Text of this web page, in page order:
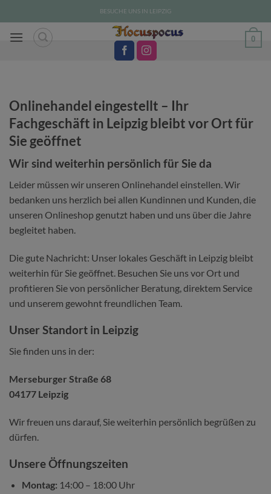
Inhalt
springen
BESUCHE UNS IN LEIPZIG
0
Onlinehandel eingestellt – Ihr
Fachgeschäft in Leipzig bleibt vor Ort für
Sie geöffnet
Wir sind weiterhin persönlich für Sie da
Leider müssen wir unseren Onlinehandel einstellen. Wir
bedanken uns herzlich bei allen Kundinnen und Kunden, die
unseren Onlineshop genutzt haben und uns über die Jahre
begleitet haben.
Die gute Nachricht: Unser lokales Geschäft in Leipzig bleibt
weiterhin für Sie geöffnet. Besuchen Sie uns vor Ort und
profitieren Sie von persönlicher Beratung, direktem Service
und unserem gewohnt freundlichen Team.
Unser Standort in Leipzig
Sie finden uns in der:
Merseburger Straße 68
04177 Leipzig
Wir freuen uns darauf, Sie weiterhin persönlich begrüßen zu
dürfen.
Unsere Öffnungszeiten
Montag: 14:00 – 18:00 Uhr